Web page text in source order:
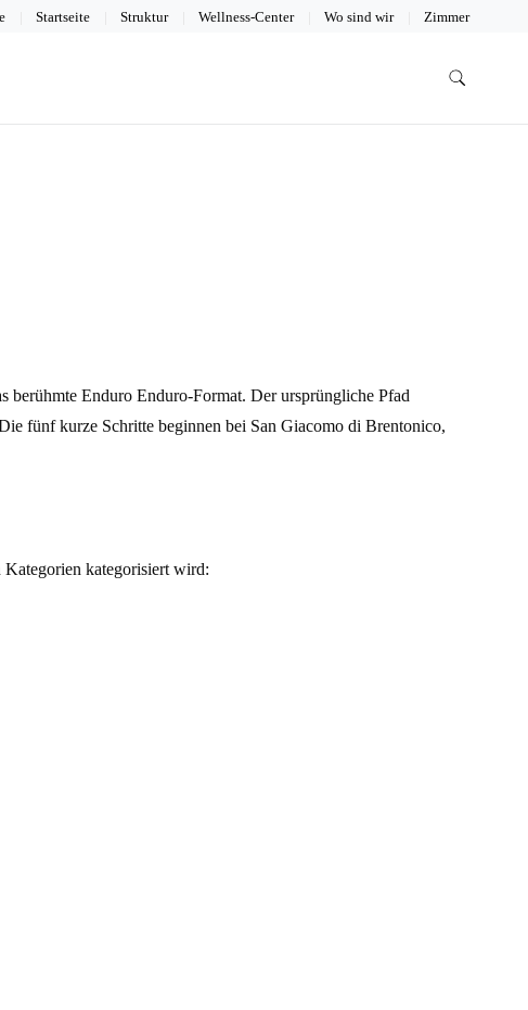
Startseite Struktur Wellness-Center Wo sind wir Zimmer
berühmte Enduro Enduro-Format. Der ursprüngliche Pfad
fünf kurze Schritte beginnen bei San Giacomo di Brentonico,
kategorisiert wird: